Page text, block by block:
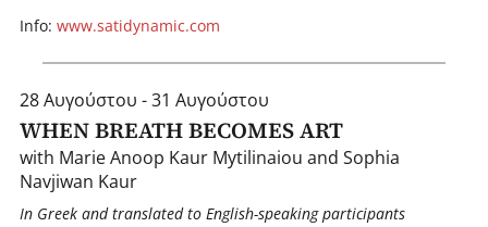
Info: www.satidynamic.com
28 Αυγούστου - 31 Αυγούστου
WHEN BREATH BECOMES ART
with Marie Anoop Kaur Mytilinaiou and Sophia
Navjiwan Kaur
In Greek and translated to English-speaking participants